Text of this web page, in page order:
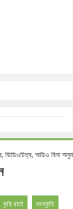
ভিডিওচিত্র, অডিও
কৃষি বার্তা সংস্কৃতি